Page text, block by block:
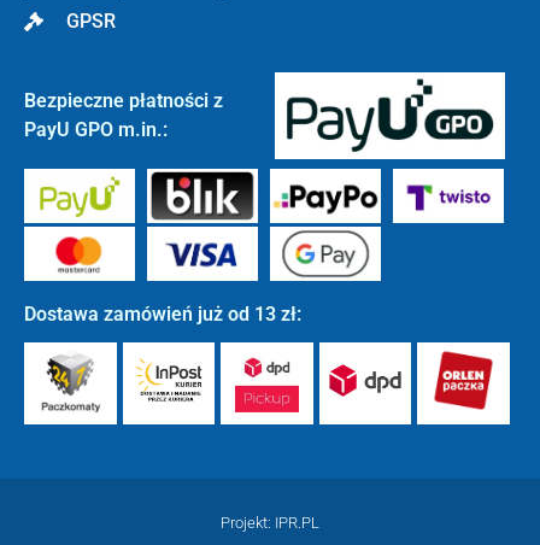
GPSR
Bezpieczne płatności z
PayU GPO m.in.:
Dostawa zamówień już od 13 zł:
Projekt: IPR.PL